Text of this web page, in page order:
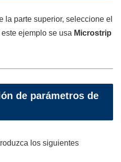
la parte superior, seleccione el
ejemplo se usa Microstrip
de parámetros de
los siguientes